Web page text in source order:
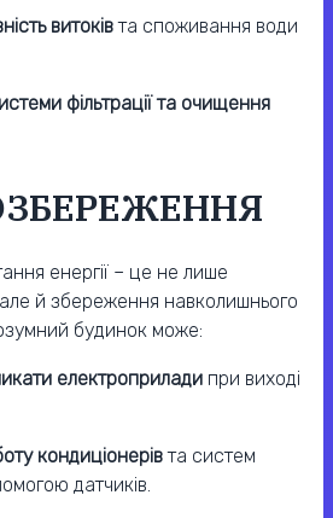
витоківта споживання води
фільтрації та очищення
енергії – це не лише
й збереження навколишнього
будинок може:
електроприлади при виході
кондиціонерівта систем
датчиків.